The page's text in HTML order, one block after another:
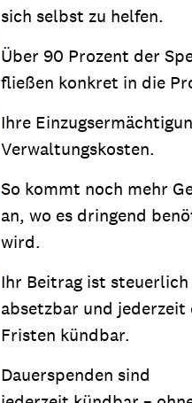
sich selbst zu helfen.
Über 90 Prozent der
fließen konkret in die
Ihre
Verwaltungskosten.
So kommt noch mehr
an, wo es dringend
wird.
Ihr Beitrag ist steuerlich
absetzbar und jederzeit
Fristen kündbar.
Dauerspenden sind